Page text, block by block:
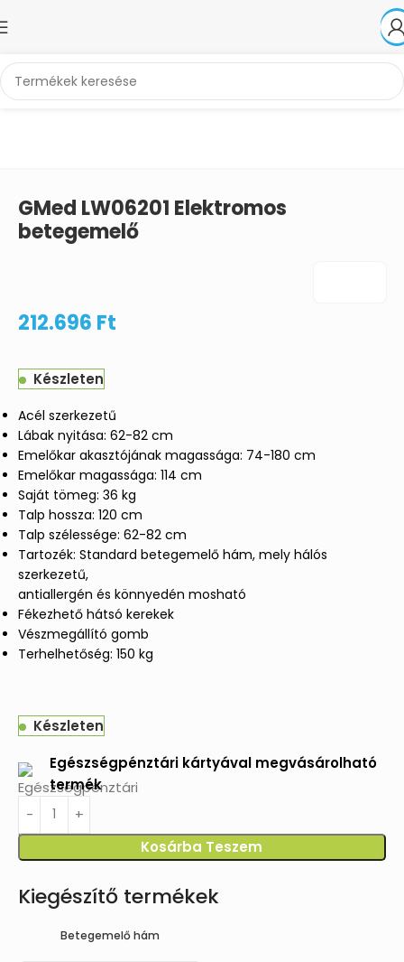
Kezdőlap Betegápolás, otthonápolás Betegemelő készülékek
GMed LW06201 Elektromos
betegemelő
212.696 Ft
Készleten
Acél szerkezetű
Lábak nyitása: 62-82 cm
Emelőkar akasztójának magassága: 74-180 cm
Emelőkar magassága: 114 cm
Saját tömeg: 36 kg
Talp hossza: 120 cm
Talp szélessége: 62-82 cm
Tartozék: Standard betegemelő hám, mely hálós
szerkezetű,
antiallergén és könnyedén mosható
Fékezhető hátsó kerekek
Vészmegállító gomb
Terhelhetőség: 150 kg
Készleten
Egészségpénztári kártyával megvásárolható
termék
Kosárba Teszem
Kiegészítő termékek
Betegemelő hám